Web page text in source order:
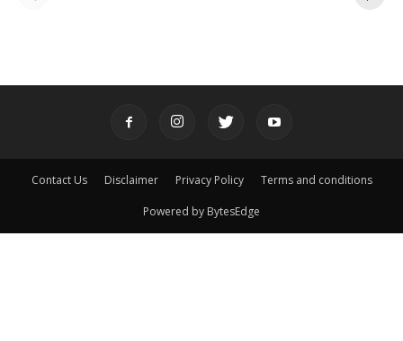
Contact Us Disclaimer Privacy Policy Terms and conditions
Powered by BytesEdge